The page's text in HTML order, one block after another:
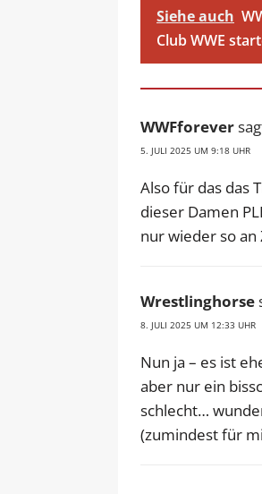
Siehe auch
Club WWE
WWFforever
5. JULI 2025 UM 9:18 UHR
Also für das das
dieser Damen
nur wieder so an
Wrestlinghorse
8. JULI 2025 UM 12:33 UHR
Nun ja – es ist
aber nur ein
schlecht…
(zumindest für